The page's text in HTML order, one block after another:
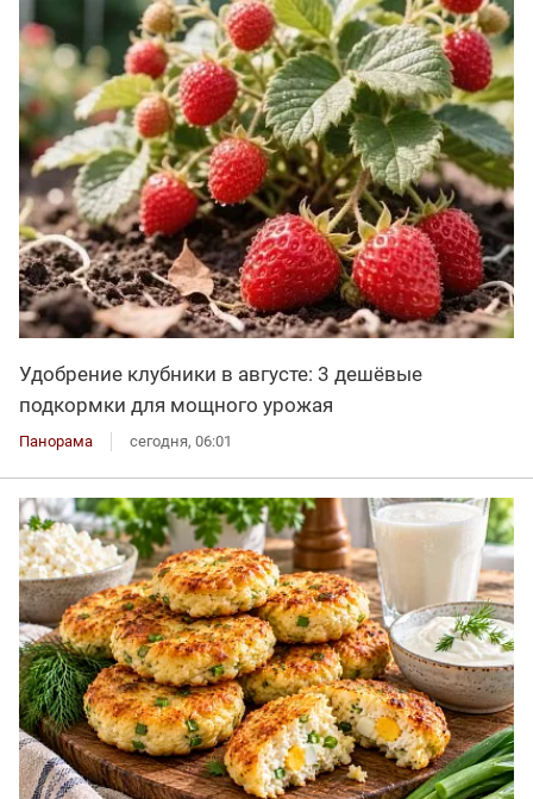
Удобрение клубники в августе: 3 дешёвые
подкормки для мощного урожая
Панорама сегодня, 06:01